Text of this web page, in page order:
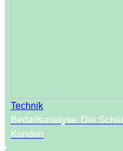
Technik
Bedarfsanalyse: Der
Kunden